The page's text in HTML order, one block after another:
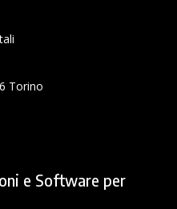
Torino
e Software per